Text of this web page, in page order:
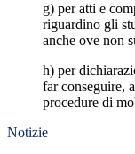
g) per atti e
riguardino gli
anche ove non
h) per
far conseguire,
procedure di
Notizie